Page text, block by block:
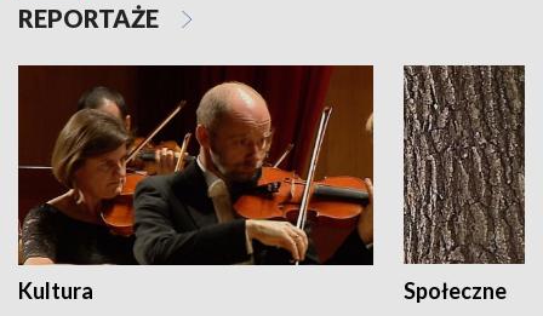
REPORTAŻE
Kultura Społeczne